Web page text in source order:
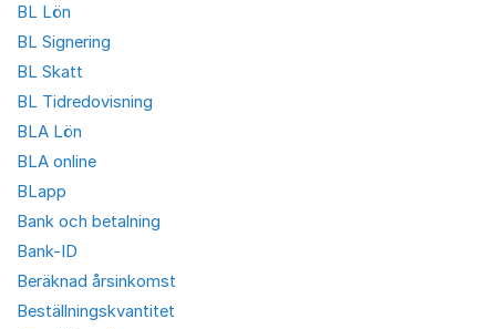
BL Lön
BL Signering
BL Skatt
BL Tidredovisning
BLA Lön
BLA online
BLapp
Bank och betalning
Bank-ID
Beräknad årsinkomst
Beställningskvantitet